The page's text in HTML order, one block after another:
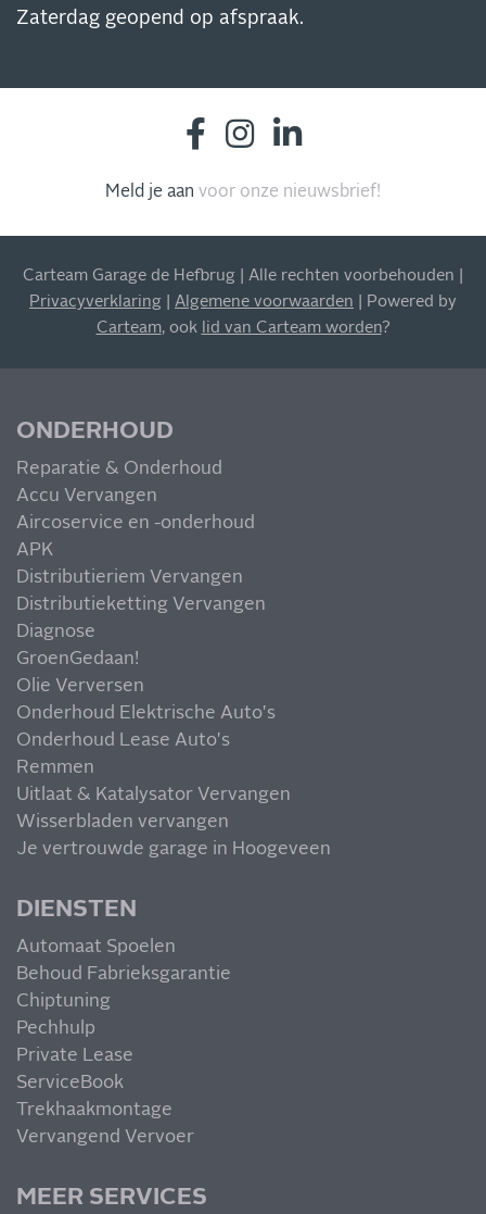
Zaterdag geopend op afspraak.
Meld je aan voor onze nieuwsbrief!
Blijf op de hoogte van al onze acties, aanbiedingen en
meer!
MIS NIETS
Carteam Garage de Hefbrug | Alle rechten voorbehouden |
Privacyverklaring
Algemene voorwaarden | Powered by
Carteam, ook lid van Carteam worden?
ONDERHOUD
Reparatie & Onderhoud
Accu Vervangen
Aircoservice en -onderhoud
APK
Distributieriem Vervangen
Distributieketting Vervangen
Diagnose
GroenGedaan!
Olie Verversen
Onderhoud Elektrische Auto's
Onderhoud Lease Auto's
Remmen
Uitlaat & Katalysator Vervangen
Wisserbladen vervangen
Je vertrouwde garage in Hoogeveen
DIENSTEN
Automaat Spoelen
Behoud Fabrieksgarantie
Chiptuning
Pechhulp
Private Lease
ServiceBook
Trekhaakmontage
Vervangend Vervoer
MEER SERVICES